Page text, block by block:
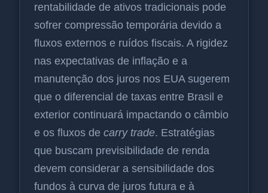
rentabilidade de ativos tradicionais pode
sofrer compressão temporária devido a
fluxos externos e ruídos fiscais. A rigidez
nas expectativas de inflação e a
manutenção dos juros nos EUA sugerem
que o diferencial de taxas entre Brasil e
exterior continuará impactando o câmbio
e os fluxos de carry trade. Estratégias
que buscam previsibilidade de renda
devem considerar a sensibilidade dos
fundos à curva de juros futura e à